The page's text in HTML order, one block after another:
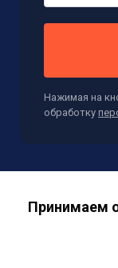
Нажимая на
обработку
Принимаем